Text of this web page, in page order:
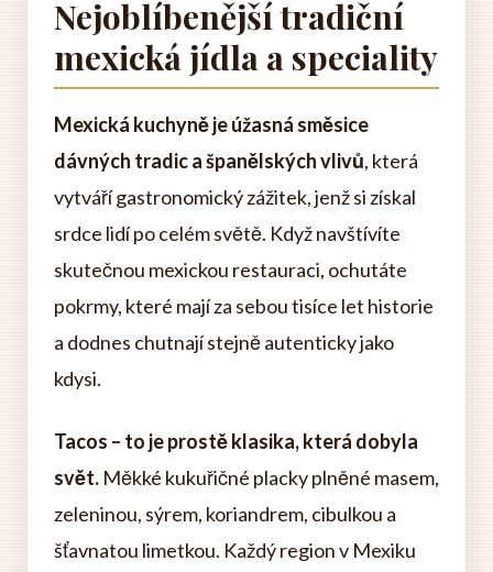
Nejoblíbenější tradiční
mexická jídla a speciality
Mexická kuchyně je úžasná směsice
dávných tradic a španělských vlivů, která
vytváří gastronomický zážitek, jenž si získal
srdce lidí po celém světě. Když navštívíte
skutečnou mexickou restauraci, ochutáte
pokrmy, které mají za sebou tisíce let historie
a dodnes chutnají stejně autenticky jako
kdysi.
Tacos – to je prostě klasika, která dobyla
svět. Měkké kukuřičné placky plněné masem,
zeleninou, sýrem, koriandrem, cibulkou a
šťavnatou limetkou. Každý region v Mexiku